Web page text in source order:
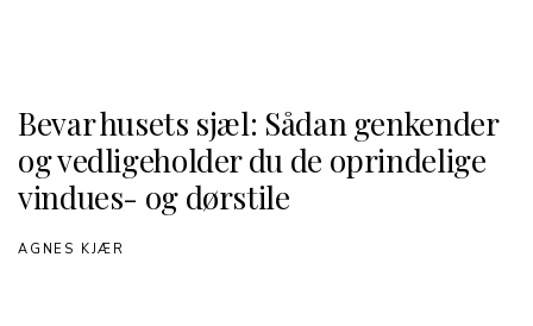
Bevar husets sjæl: Sådan genkender
og vedligeholder du de oprindelige
vindues- og dørstile
AGNES KJÆR